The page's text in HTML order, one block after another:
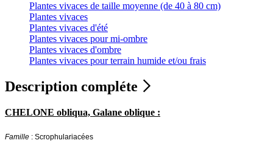
Plantes vivaces de taille moyenne (de 40 à 80 cm)
Plantes vivaces
Plantes vivaces d'été
Plantes vivaces pour mi-ombre
Plantes vivaces d'ombre
Plantes vivaces pour terrain humide et/ou frais
Description compléte
CHELONE obliqua, Galane oblique :
Famille : Scrophulariacées